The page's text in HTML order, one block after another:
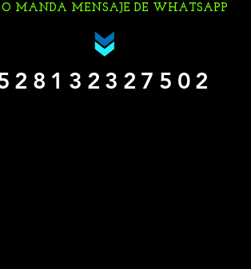
O MANDA MENSAJE DE WHATSAPP